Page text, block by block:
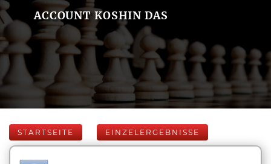
ACCOUNT KOSHIN DAS
STARTSEITE EINZELERGEBNISSE